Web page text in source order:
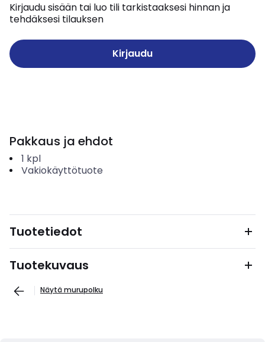
Kirjaudu sisään tai luo tili tarkistaaksesi hinnan ja
tehdäksesi tilauksen
Kirjaudu
Pakkaus ja ehdot
1 kpl
Vakiokäyttötuote
Tuotetiedot
Tuotekuvaus
Näytä murupolku